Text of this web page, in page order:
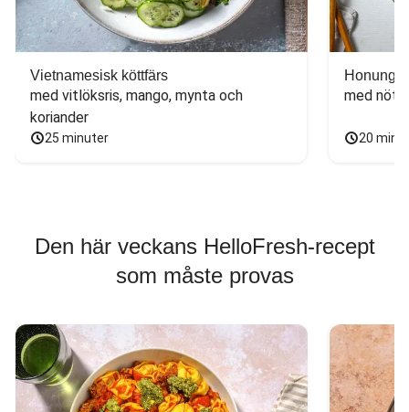
Vietnamesisk köttfärs
med vitlöksris, mango, mynta och
koriander
25 minuter
med
20
Den här veckans HelloFresh-recept
som måste provas